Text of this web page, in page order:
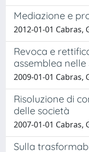
Mediazione e
2012-01-01 Cabras,
Revoca e
assemblea
2009-01-01 Cabras,
Risoluzione di
delle società
2007-01-01 Cabras,
Sulla